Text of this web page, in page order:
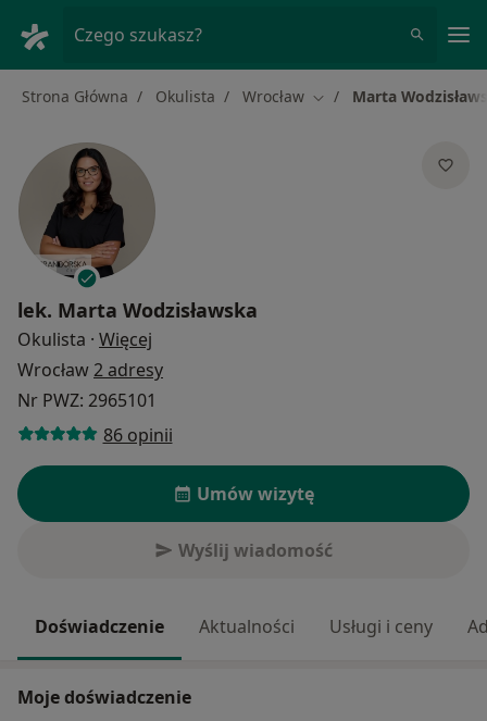
Czego szukasz?
Strona Główna Okulista Wrocław Zmień miasto
Marta
lek. Marta Wodzisławska
Okulista · Więcej
Wrocław2 adresy
Nr PWZ: 2965101
86 opinii
Umów wizytę
Wyślij wiadomość
Doświadczenie Aktualności Usługi i ceny
Moje doświadczenie